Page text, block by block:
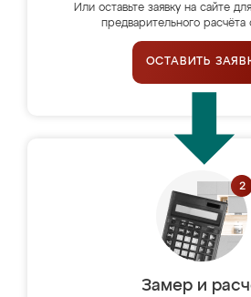
Или оставьте заявку на сайте
предварительного расчёта
ОСТАВИТЬ
Замер и